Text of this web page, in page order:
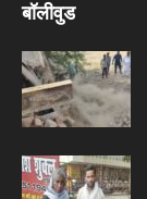
बॉलीवुड